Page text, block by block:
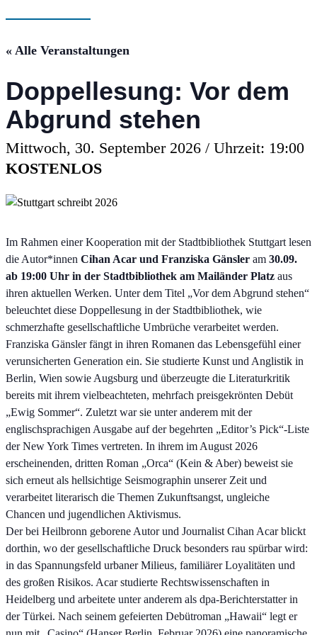
« Alle Veranstaltungen
Doppellesung: Vor dem
Abgrund stehen
Mittwoch, 30. September 2026 / Uhrzeit: 19:00
KOSTENLOS
Im Rahmen einer Kooperation mit der Stadtbibliothek Stuttgart lesen
die Autor*innen Cihan Acar und Franziska Gänsler am 30.09.
ab 19:00 Uhr in der Stadtbibliothek am Mailänder Platz aus
ihren aktuellen Werken. Unter dem Titel „Vor dem Abgrund stehen“
beleuchtet diese Doppellesung in der Stadtbibliothek, wie
schmerzhafte gesellschaftliche Umbrüche verarbeitet werden.
Franziska Gänsler fängt in ihren Romanen das Lebensgefühl einer
verunsicherten Generation ein. Sie studierte Kunst und Anglistik in
Berlin, Wien sowie Augsburg und überzeugte die Literaturkritik
bereits mit ihrem vielbeachteten, mehrfach preisgekrönten Debüt
„Ewig Sommer“. Zuletzt war sie unter anderem mit der
englischsprachigen Ausgabe auf der begehrten „Editor’s Pick“-Liste
der New York Times vertreten. In ihrem im August 2026
erscheinenden, dritten Roman „Orca“ (Kein & Aber) beweist sie
sich erneut als hellsichtige Seismographin unserer Zeit und
verarbeitet literarisch die Themen Zukunftsangst, ungleiche
Chancen und jugendlichen Aktivismus.
Der bei Heilbronn geborene Autor und Journalist Cihan Acar blickt
dorthin, wo der gesellschaftliche Druck besonders rau spürbar wird:
in das Spannungsfeld urbaner Milieus, familiärer Loyalitäten und
des großen Risikos. Acar studierte Rechtswissenschaften in
Heidelberg und arbeitete unter anderem als dpa-Berichterstatter in
der Türkei. Nach seinem gefeierten Debütroman „Hawaii“ legt er